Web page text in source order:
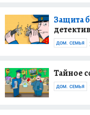
Защита
детектив
ДОМ. СЕМЬЯ
Тайное
ДОМ. СЕМЬЯ